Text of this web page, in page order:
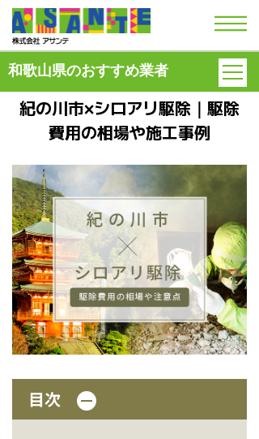
和歌山県のおすすめ業者
紀の川市×シロアリ駆除｜駆除
費用の相場や施工事例
目次